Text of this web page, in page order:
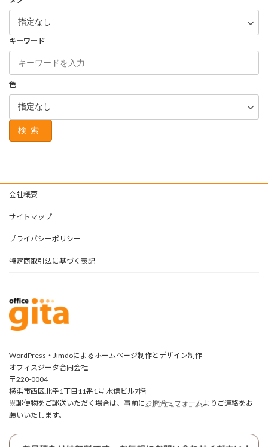
キーワード
色
検索
会社概要
サイトマップ
プライバシーポリシー
特定商取引法に基づく表記
WordPress・Jimdoによるホームページ制作とデザイン制作
オフィスジータ合同会社
〒220-0004
横浜市西区北幸1丁目11番1号 水信ビル7階
※郵便物をご郵送いただく場合は、事前に お問合せフォームよりご連絡をお
願いいたします。